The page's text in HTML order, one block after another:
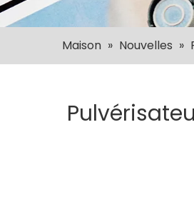
Maison » Nouvelles »